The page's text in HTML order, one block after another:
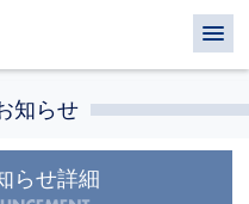
知らせ
らせ詳細